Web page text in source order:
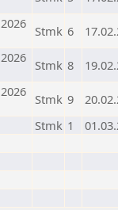
Stmk 6
Stmk 8
Stmk 9
Stmk 1